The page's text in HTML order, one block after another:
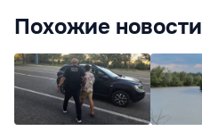
Похожие новости